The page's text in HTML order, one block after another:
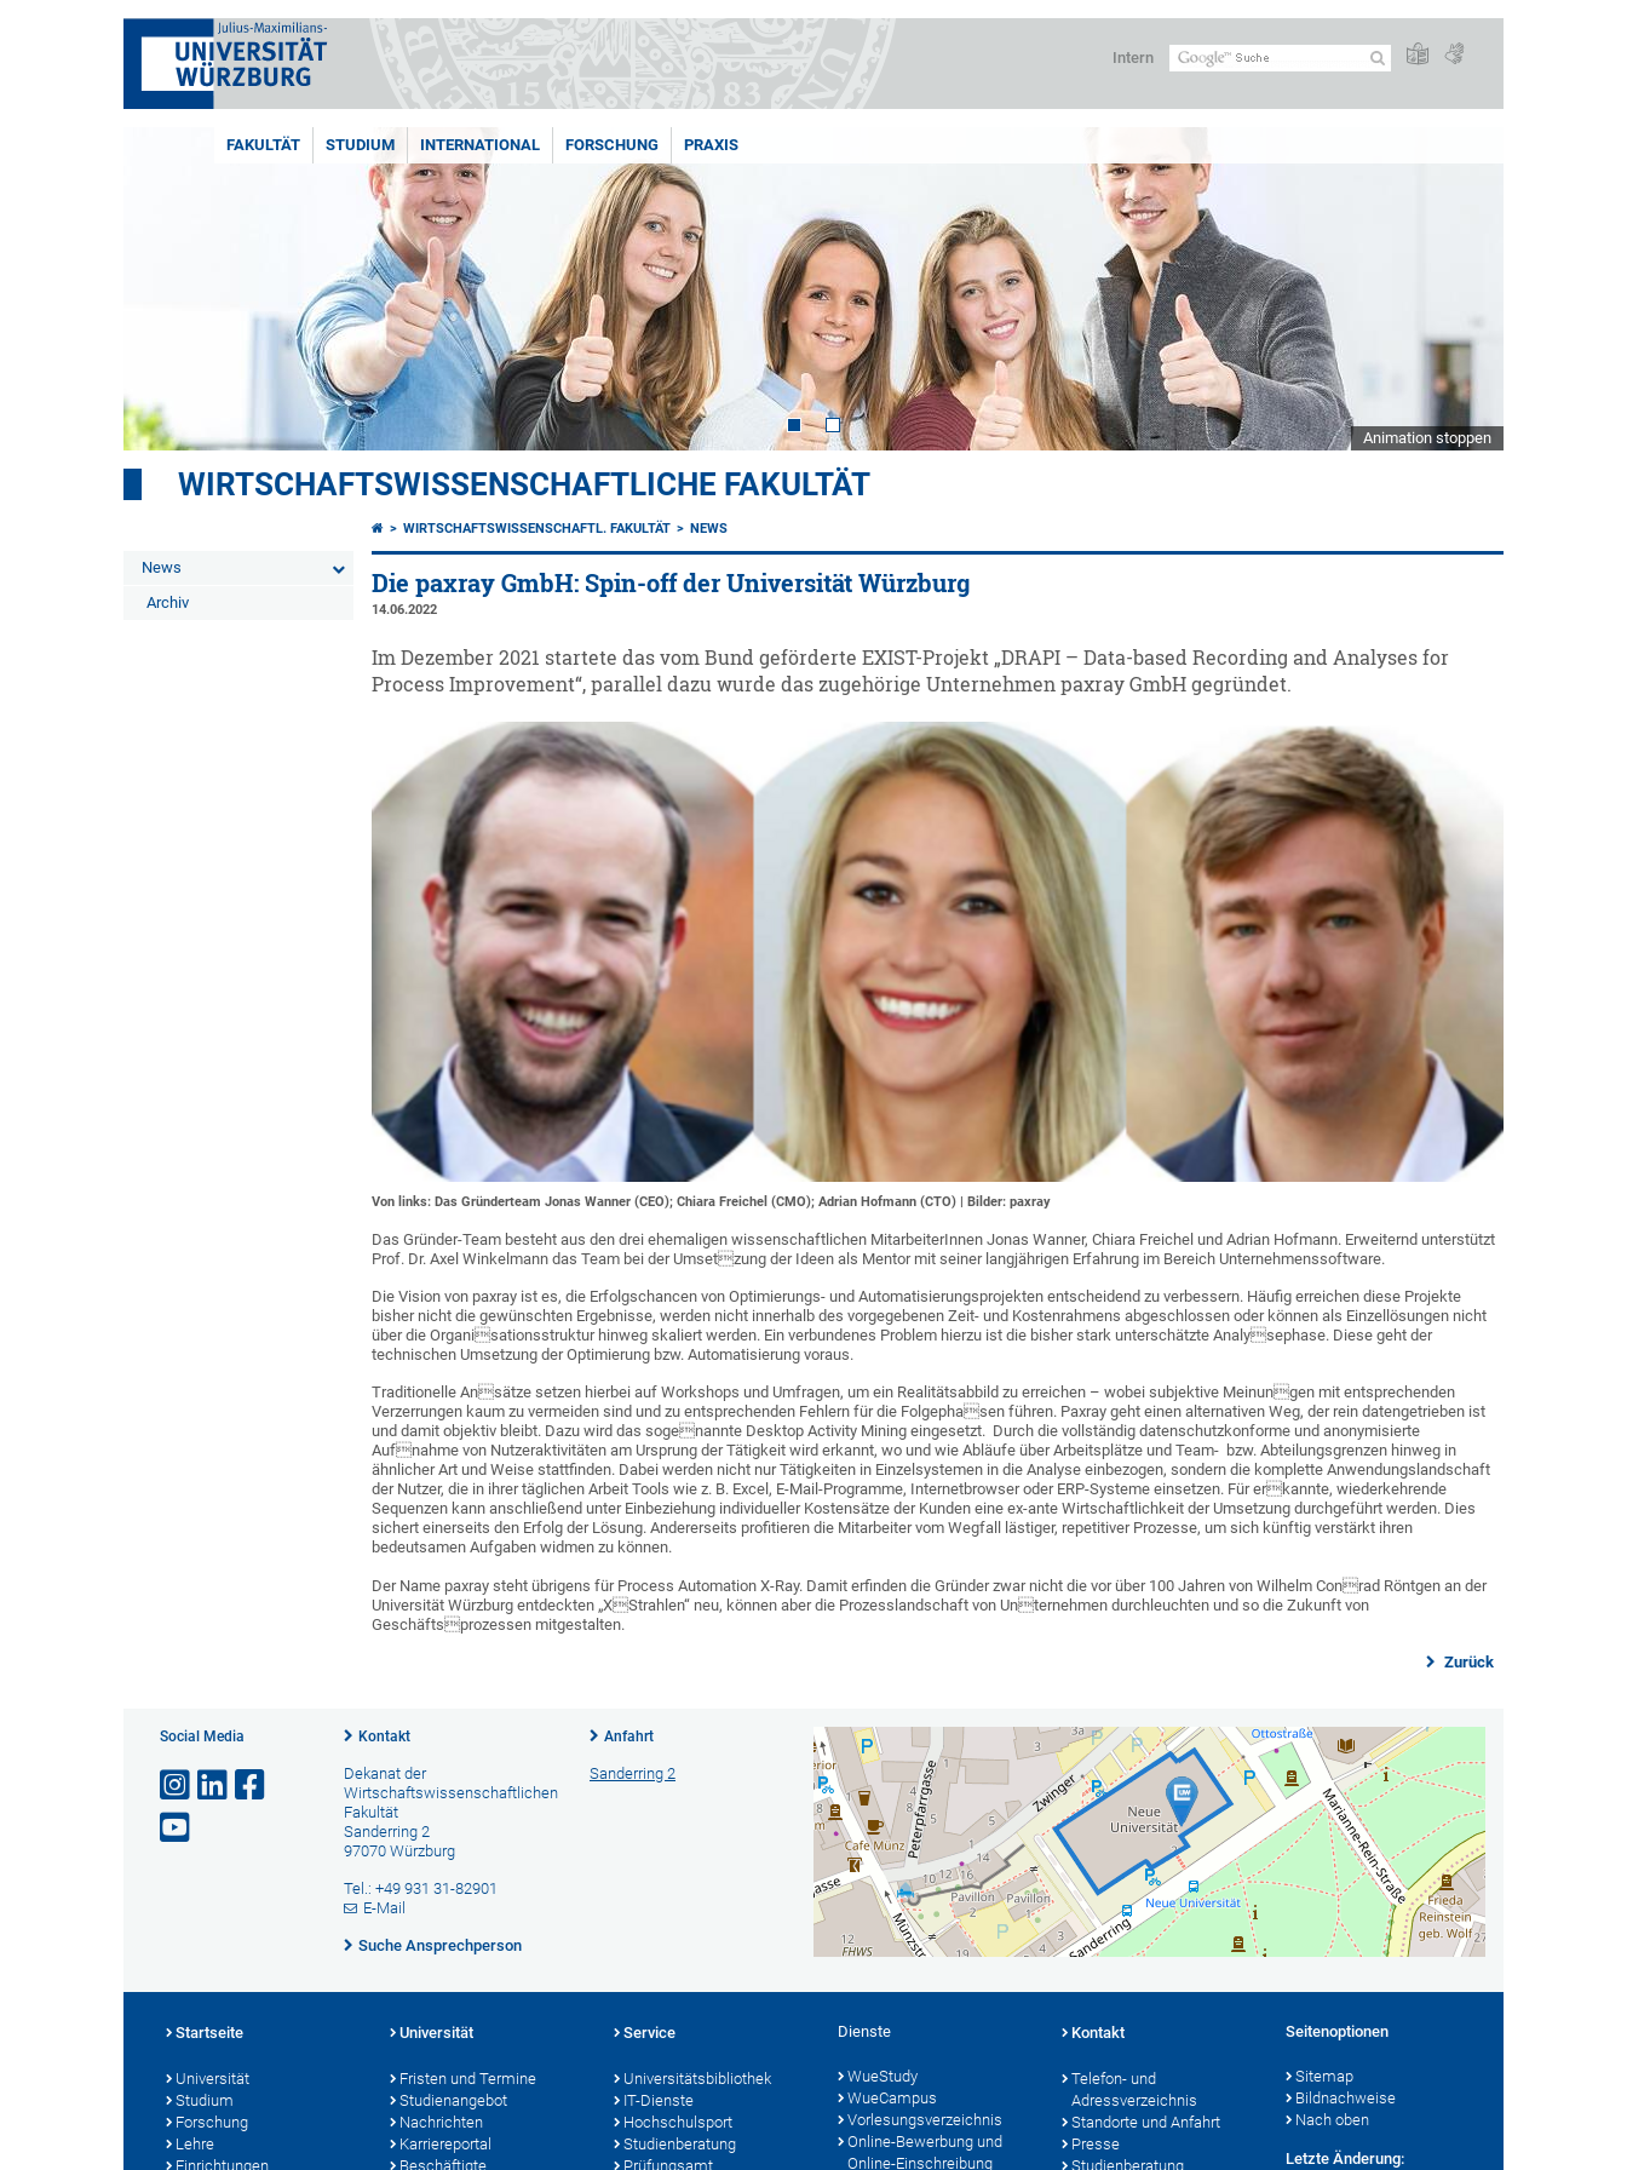
Intern
FAKULTÄT STUDIUM INTERNATIONAL FORSCHUNG PRAXIS
Animation stoppen
WIRTSCHAFTSWISSENSCHAFTLICHE FAKULTÄT
News
Archiv
WIRTSCHAFTSWISSENSCHAFTL. FAKULTÄT NEWS
Die paxray GmbH: Spin-off der Universität Würzburg
14.06.2022
Im Dezember 2021 startete das vom Bund geförderte EXIST-Projekt „DRAPI – Data-based Recording and Analyses for
Process Improvement“, parallel dazu wurde das zugehörige Unternehmen paxray GmbH gegründet.
Von links: Das Gründerteam Jonas Wanner (CEO); Chiara Freichel (CMO); Adrian Hofmann (CTO) | Bilder: paxray
Das Gründer-Team besteht aus den drei ehemaligen wissenschaftlichen MitarbeiterInnen Jonas Wanner, Chiara Freichel und Adrian Hofmann. Erweiternd unterstützt
Prof. Dr. Axel Winkelmann das Team bei der Umsetzung der Ideen als Mentor mit seiner langjährigen Erfahrung im Bereich Unternehmenssoftware.
Die Vision von paxray ist es, die Erfolgschancen von Optimierungs- und Automatisierungsprojekten entscheidend zu verbessern. Häufig erreichen diese Projekte
bisher nicht die gewünschten Ergebnisse, werden nicht innerhalb des vorgegebenen Zeit- und Kostenrahmens abgeschlossen oder können als Einzellösungen nicht
über die Organisationsstruktur hinweg skaliert werden. Ein verbundenes Problem hierzu ist die bisher stark unterschätzte Analysephase. Diese geht der
technischen Umsetzung der Optimierung bzw. Automatisierung voraus.
Traditionelle Ansätze setzen hierbei auf Workshops und Umfragen, um ein Realitätsabbild zu erreichen – wobei subjektive Meinungen mit entsprechenden
Verzerrungen kaum zu vermeiden sind und zu entsprechenden Fehlern für die Folgephasen führen. Paxray geht einen alternativen Weg, der rein datengetrieben ist
und damit objektiv bleibt. Dazu wird das sogenannte Desktop Activity Mining eingesetzt. Durch die vollständig datenschutzkonforme und anonymisierte
Aufnahme von Nutzeraktivitäten am Ursprung der Tätigkeit wird erkannt, wo und wie Abläufe über Arbeitsplätze und Team- bzw. Abteilungsgrenzen hinweg in
ähnlicher Art und Weise stattfinden. Dabei werden nicht nur Tätigkeiten in Einzelsystemen in die Analyse einbezogen, sondern die komplette Anwendungslandschaft
der Nutzer, die in ihrer täglichen Arbeit Tools wie z. B. Excel, E-Mail-Programme, Internetbrowser oder ERP-Systeme einsetzen. Für erkannte, wiederkehrende
Sequenzen kann anschließend unter Einbeziehung individueller Kostensätze der Kunden eine ex-ante Wirtschaftlichkeit der Umsetzung durchgeführt werden. Dies
sichert einerseits den Erfolg der Lösung. Andererseits profitieren die Mitarbeiter vom Wegfall lästiger, repetitiver Prozesse, um sich künftig verstärkt ihren
bedeutsamen Aufgaben widmen zu können.
Der Name paxray steht übrigens für Process Automation X-Ray. Damit erfinden die Gründer zwar nicht die vor über 100 Jahren von Wilhelm Conrad Röntgen an der
Universität Würzburg entdeckten „XStrahlen“ neu, können aber die Prozesslandschaft von Unternehmen durchleuchten und so die Zukunft von
Geschäftsprozessen mitgestalten.
Zurück
Social Media Kontakt
Dekanat der
Wirtschaftswissenschaftlichen
Fakultät
Sanderring 2
97070 Würzburg
Tel.: +49 931 31-82901
E-Mail
Suche Ansprechperson
Anfahrt
Sanderring 2
Startseite
Universität
Studium
Forschung
Lehre
Einrichtungen
Universität
Fristen und Termine
Studienangebot
Nachrichten
Karriereportal
Beschäftigte
Service
Universitätsbibliothek
IT-Dienste
Hochschulsport
Studienberatung
Prüfungsamt
Dienste
WueStudy
WueCampus
Vorlesungsverzeichnis
Online-Bewerbung und
Online-Einschreibung
Kontakt
Telefon- und
Adressverzeichnis
Standorte und Anfahrt
Presse
Studienberatung
Seitenoptionen
Sitemap
Bildnachweise
Nach oben
Letzte Änderung: